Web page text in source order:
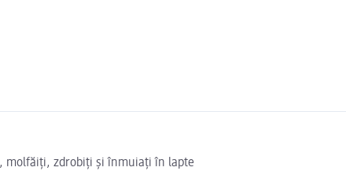
molfăiți, zdrobiți și înmuiați în lapte